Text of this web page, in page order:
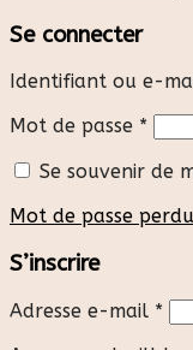
Se connecter
Identifiant ou e-
Mot de passe *
Se souvenir de
Mot de passe
S’inscrire
Adresse e-mail *